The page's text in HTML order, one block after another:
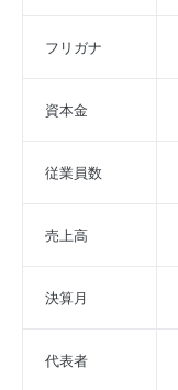
フリガナ
資本金
従業員数
売上高
決算月
代表者